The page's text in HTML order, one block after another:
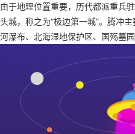
由于地理位置重要，历代都派重兵
头城，称之为“极边第一城”。腾冲
河瀑布、北海湿地保护区、国殇墓园